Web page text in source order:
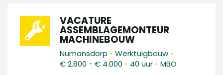
VACATURE
ASSEMBLAGEMONTEUR
MACHINEBOUW
Numansdorp • Werktuigbouw •
€ 2.800 - € 4.000 • 40 uur • MBO